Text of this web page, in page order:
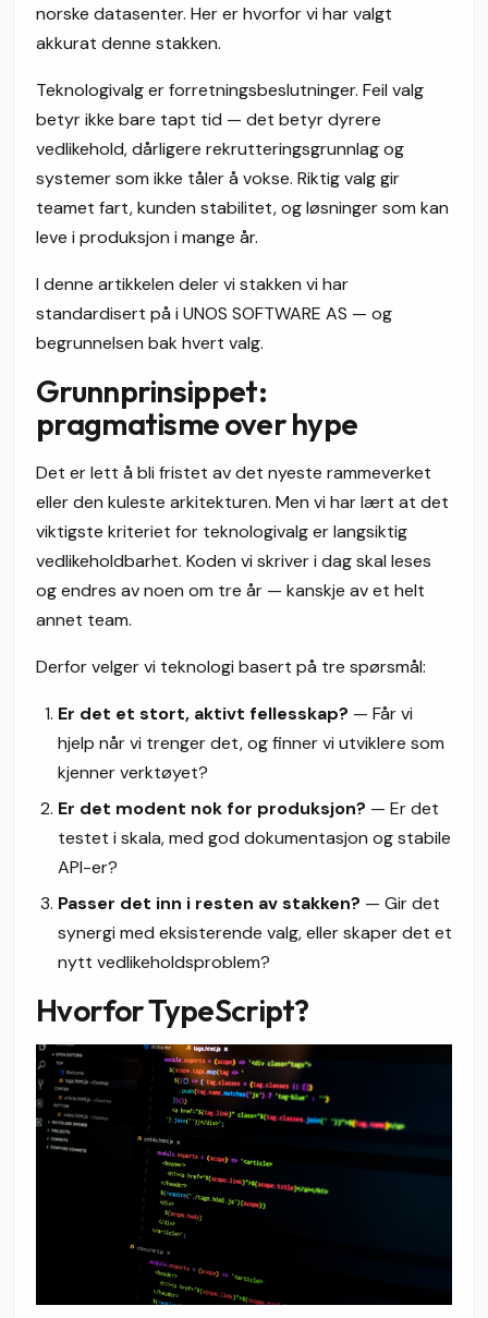
norske datasenter. Her er hvorfor vi har valgt
akkurat denne stakken.
Teknologivalg er forretningsbeslutninger. Feil valg
betyr ikke bare tapt tid — det betyr dyrere
vedlikehold, dårligere rekrutteringsgrunnlag og
systemer som ikke tåler å vokse. Riktig valg gir
teamet fart, kunden stabilitet, og løsninger som kan
leve i produksjon i mange år.
I denne artikkelen deler vi stakken vi har
standardisert på i UNOS SOFTWARE AS — og
begrunnelsen bak hvert valg.
Grunnprinsippet:
pragmatisme over hype
Det er lett å bli fristet av det nyeste rammeverket
eller den kuleste arkitekturen. Men vi har lært at det
viktigste kriteriet for teknologivalg er langsiktig
vedlikeholdbarhet. Koden vi skriver i dag skal leses
og endres av noen om tre år — kanskje av et helt
annet team.
Derfor velger vi teknologi basert på tre spørsmål:
Er det et stort, aktivt fellesskap? — Får vi
hjelp når vi trenger det, og finner vi utviklere som
kjenner verktøyet?
Er det modent nok for produksjon? — Er det
testet i skala, med god dokumentasjon og stabile
API-er?
Passer det inn i resten av stakken? — Gir det
synergi med eksisterende valg, eller skaper det et
nytt vedlikeholdsproblem?
Hvorfor TypeScript?